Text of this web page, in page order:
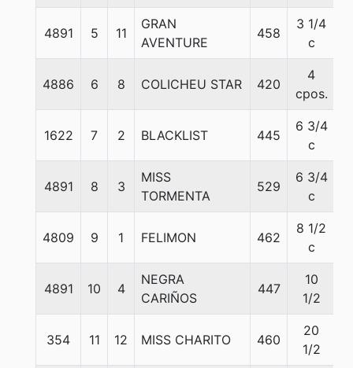
4891 5 11
GRAN
AVENTURE
458
3 1/4
c
4886 6 8 COLICHEU STAR 420
4
cpos.
1622 7 2 BLACKLIST 445
6 3/4
c
4891 8 3
MISS
TORMENTA
529
6 3/4
c
4809 9 1 FELIMON 462
8 1/2
c
4891 10 4
NEGRA
CARIÑOS
447
10
1/2
354 11 12 MISS CHARITO 460
20
1/2